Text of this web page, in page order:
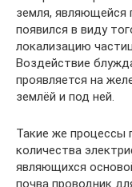
земля,
появился в виду
локализацию
Воздействие
проявляется на
землёй и под ней.
Такие же процессы
количества
являющихся
почва проводник